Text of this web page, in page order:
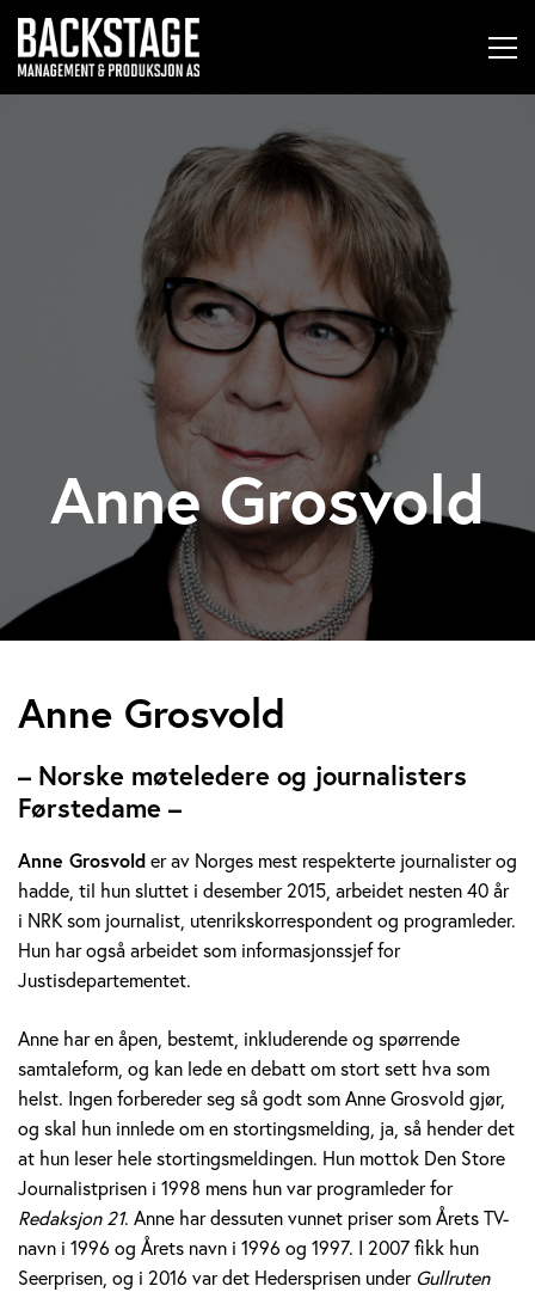
Anne Grosvold
A
n
n
e
G
r
s
v
o
l
d
Anne Grosvold
– Norske møteledere og journalisters
Førstedame –
Anne Grosvolder av Norges mest respekterte journalister og
hadde, til hun sluttet i desember 2015, arbeidet nesten 40 år
i NRK som journalist, utenrikskorrespondent og programleder.
Hun har også arbeidet som informasjonssjef for
Justisdepartementet.
Anne har en åpen, bestemt, inkluderende og spørrende
samtaleform, og kan lede en debatt om stort sett hva som
helst. Ingen forbereder seg så godt som Anne Grosvold gjør,
og skal hun innlede om en stortingsmelding, ja, så hender det
at hun leser hele stortingsmeldingen. Hun mottok Den Store
Journalistprisen i 1998 mens hun var programleder for
Redaksjon 21. Anne har dessuten vunnet priser som Årets TV-
navn i 1996 og Årets navn i 1996 og 1997. I 2007 fikk hun
Seerprisen, og i 2016 var det Hedersprisen underGullruten